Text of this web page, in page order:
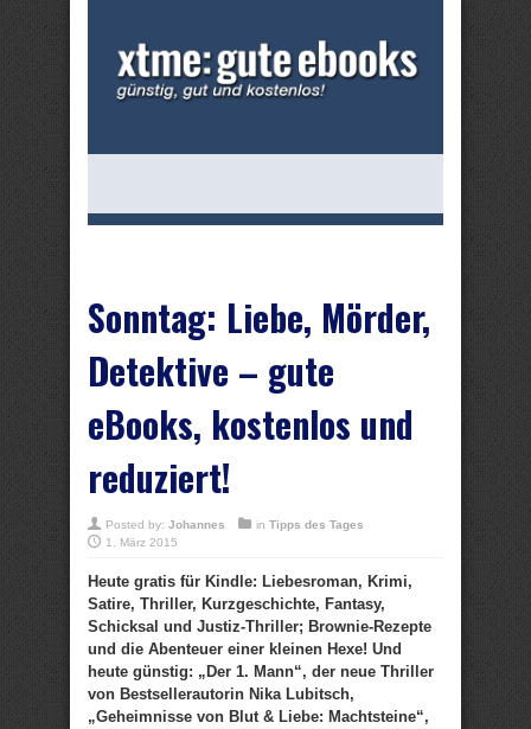
Sonntag: Liebe, Mörder,
Detektive – gute
eBooks, kostenlos und
reduziert!
Posted by: Johannes in Tipps des Tages
1. März 2015
Heute gratis für Kindle: Liebesroman, Krimi,
Satire, Thriller, Kurzgeschichte, Fantasy,
Schicksal und Justiz-Thriller; Brownie-Rezepte
und die Abenteuer einer kleinen Hexe! Und
heute günstig: „Der 1. Mann“, der neue Thriller
von Bestsellerautorin Nika Lubitsch,
„Geheimnisse von Blut & Liebe: Machtsteine“,